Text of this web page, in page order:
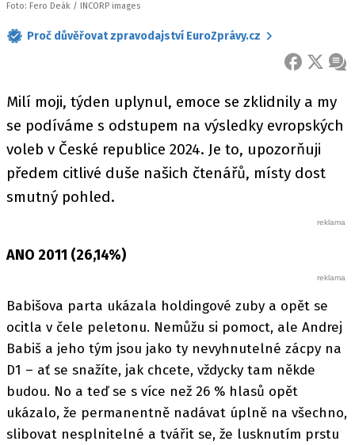
Foto: Fero Deák / INCORP images
Proč důvěřovat zpravodajství EuroZprávy.cz
FACEBOOK
X
Milí moji, týden uplynul, emoce se zklidnily a my
se podíváme s odstupem na výsledky evropských
voleb v České republice 2024. Je to, upozorňuji
předem citlivé duše našich čtenářů, místy dost
smutný pohled.
ANO 2011 (26,14%)
Babišova parta ukázala holdingové zuby a opět se
ocitla v čele peletonu. Nemůžu si pomoct, ale Andrej
Babiš a jeho tým jsou jako ty nevyhnutelné zácpy na
D1 – ať se snažíte, jak chcete, vždycky tam někde
budou. No a teď se s více než 26 % hlasů opět
ukázalo, že permanentně nadávat úplně na všechno,
slibovat nesplnitelné a tvářit se, že lusknutím prstu